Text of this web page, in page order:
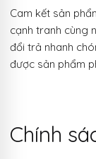
Cam kết sản
cạnh tranh cùng
đổi trả nhanh
được sản phẩm
Chính